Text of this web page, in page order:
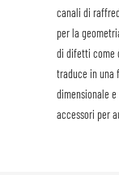
canali di
per la
di difetti come
traduce in una
dimensionale
accessori per